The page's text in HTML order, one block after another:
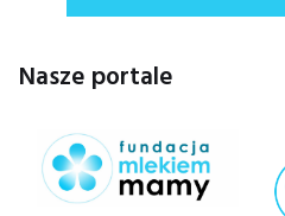
Nasze portale